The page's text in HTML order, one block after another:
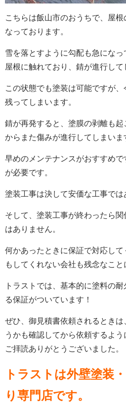
こちらは飯山市のおうちで、屋
なっております。
雪を落とすように勾配も急にな
屋根に触れており、錆が進行して
この状態でも塗装は可能ですが
残ってしまいます。
錆が再発すると、塗膜の剥離も起
からまた傷みが進行してしまいま
早めのメンテナンスがおすすめ
が必要です。
塗装工事は決して安価な工事では
そして、塗装工事が終わったら
はありません。
何かあったときに保証で対応し
もしてくれない会社も残念なこと
トラストでは、基本的に塗料の
る保証がついています！
ぜひ、御見積書依頼されるとき
うかも確認してから依頼するよ
ご拝読ありがとうございました。
トラストは外壁塗装
り専門店です。